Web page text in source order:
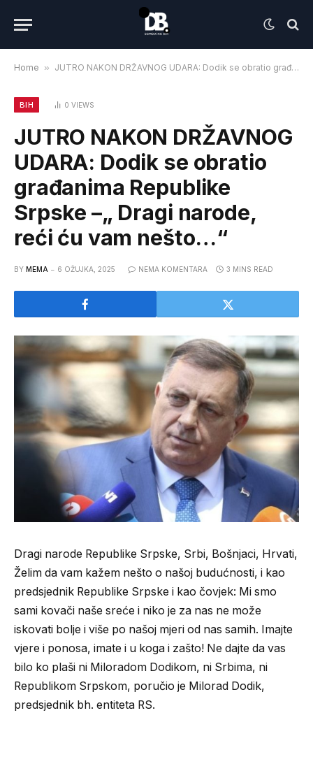
Home » JUTRO NAKON DRŽAVNOG UDARA: Dodik se obratio građanima Republike Srpske –„ Dragi narode, reći ću vam nešto…“
BIH 0 VIEWS
JUTRO NAKON DRŽAVNOG
UDARA: Dodik se obratio
građanima Republike
Srpske –„ Dragi narode,
reći ću vam nešto…“
BY MEMA 6 OŽUJKA, 2025 NEMA KOMENTARA 3 MINS READ
Dragi narode Republike Srpske, Srbi, Bošnjaci, Hrvati,
Želim da vam kažem nešto o našoj budućnosti, i kao
predsjednik Republike Srpske i kao čovjek: Mi smo
sami kovači naše sreće i niko je za nas ne može
iskovati bolje i više po našoj mjeri od nas samih. Imajte
vjere i ponosa, imate i u koga i zašto! Ne dajte da vas
bilo ko plaši ni Miloradom Dodikom, ni Srbima, ni
Republikom Srpskom, poručio je Milorad Dodik,
predsjednik bh. entiteta RS.